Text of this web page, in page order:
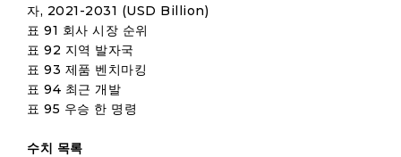
자, 2021-2031 (USD Billion)
표 91 회사 시장 순위
표 92 지역 발자국
표 93 제품 벤치마킹
표 94 최근 개발
표 95 우승 한 명령
수치 목록